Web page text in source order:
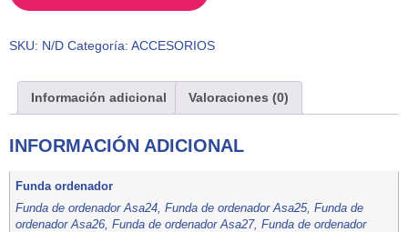
SKU: N/D Categoría: ACCESORIOS
Información adicional Valoraciones (0)
INFORMACIÓN ADICIONAL
Funda ordenador
Funda de ordenador Asa24,Funda de ordenador Asa25,Funda de
ordenador Asa26,Funda de ordenador Asa27,Funda de ordenador